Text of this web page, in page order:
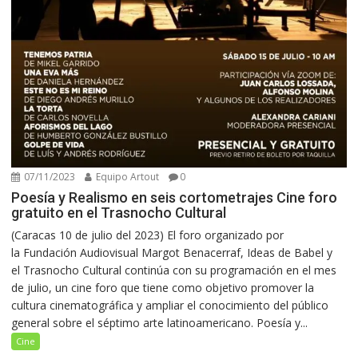
07/11/2023 Equipo Artout 0
Poesía y Realismo en seis cortometrajes Cine foro
gratuito en el Trasnocho Cultural
(Caracas 10 de julio del 2023) El foro organizado por
la Fundación Audiovisual Margot Benacerraf, Ideas de Babel y
el Trasnocho Cultural continúa con su programación en el mes
de julio, un cine foro que tiene como objetivo promover la
cultura cinematográfica y ampliar el conocimiento del público
general sobre el séptimo arte latinoamericano. Poesía y...
Cine